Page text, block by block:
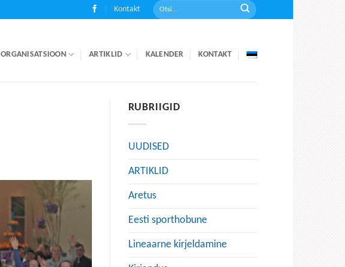
Kontakt
ORGANISATSIOON ARTIKLID KALENDER KONTAKT
RUBRIIGID
UUDISED
ARTIKLID
Aretus
Eesti sporthobune
Lineaarne kirjeldamine